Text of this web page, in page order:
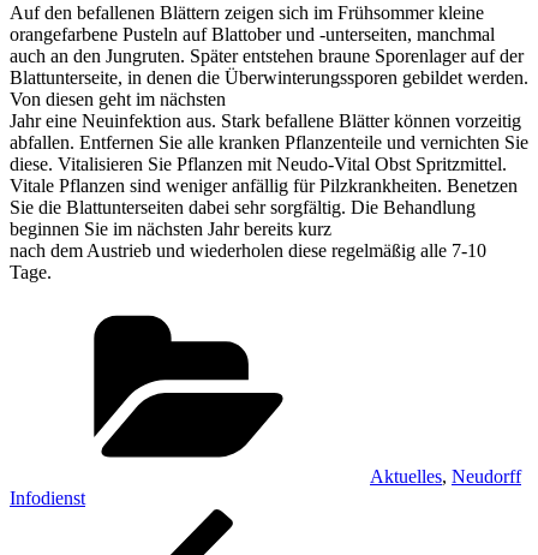
Auf den befallenen Blättern zeigen sich im Frühsommer kleine
orangefarbene Pusteln auf Blattober und -unterseiten, manchmal
auch an den Jungruten. Später entstehen braune Sporenlager auf der
Blattunterseite, in denen die Überwinterungssporen gebildet werden.
Von diesen geht im nächsten
Jahr eine Neuinfektion aus. Stark befallene Blätter können vorzeitig
abfallen. Entfernen Sie alle kranken Pflanzenteile und vernichten Sie
diese. Vitalisieren Sie Pflanzen mit Neudo-Vital Obst Spritzmittel.
Vitale Pflanzen sind weniger anfällig für Pilzkrankheiten. Benetzen
Sie die Blattunterseiten dabei sehr sorgfältig. Die Behandlung
beginnen Sie im nächsten Jahr bereits kurz
nach dem Austrieb und wiederholen diese regelmäßig alle 7-10
Tage.
Aktuelles, Neudorff
Infodienst
Beitragsnavigation